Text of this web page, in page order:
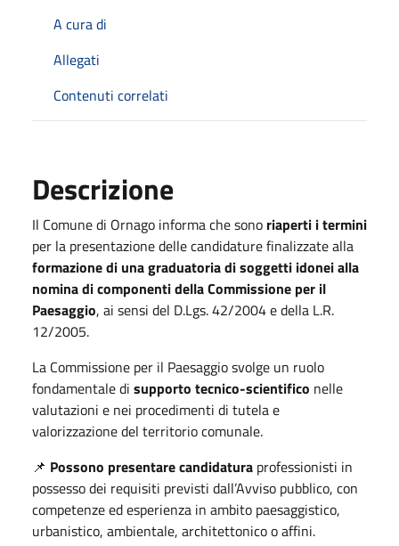
A cura di
Allegati
Contenuti correlati
Descrizione
Il Comune di Ornago informa che sono riaperti i termini
per la presentazione delle candidature finalizzate alla
formazione di una graduatoria di soggetti idonei alla
nomina di componenti della Commissione per il
Paesaggio, ai sensi del D.Lgs. 42/2004 e della L.R.
12/2005.
La Commissione per il Paesaggio svolge un ruolo
fondamentale di supporto tecnico-scientifico nelle
valutazioni e nei procedimenti di tutela e
valorizzazione del territorio comunale.
📌 Possono presentare candidatura professionisti in
possesso dei requisiti previsti dall’Avviso pubblico, con
competenze ed esperienza in ambito paesaggistico,
urbanistico, ambientale, architettonico o affini.